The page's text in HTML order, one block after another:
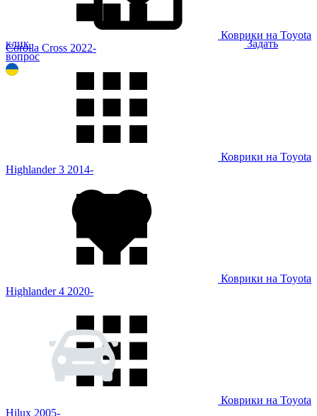
Коврики на Toyota
Corolla Cross 2022-
Коврики на Toyota
Highlander 3 2014-
Коврики на Toyota
Highlander 4 2020-
Коврики на Toyota
Hilux 2005-
клик
Задать
вопрос